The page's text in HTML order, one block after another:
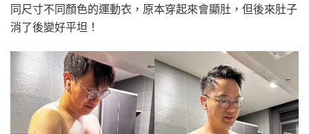
同尺寸不同顏色的運動衣，原本穿起來會顯肚，但後來肚子
消了後變好平坦！